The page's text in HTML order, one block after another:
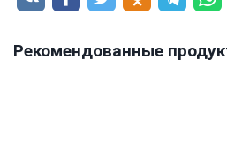
Рекомендованные